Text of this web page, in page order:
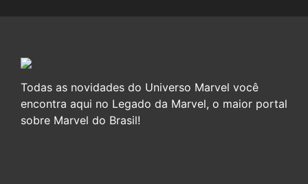
Todas as novidades do Universo Marvel você
encontra aqui no Legado da Marvel, o maior portal
sobre Marvel do Brasil!